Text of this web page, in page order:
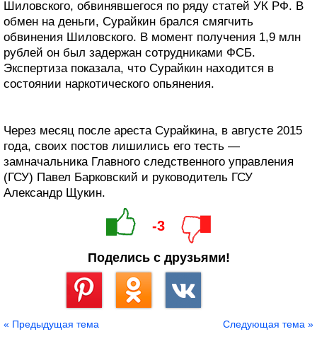
Шиловского, обвинявшегося по ряду статей УК РФ. В
обмен на деньги, Сурайкин брался смягчить
обвинения Шиловского. В момент получения 1,9 млн
рублей он был задержан сотрудниками ФСБ.
Экспертиза показала, что Сурайкин находится в
состоянии наркотического опьянения.
Через месяц после ареста Сурайкина, в августе 2015
года, своих постов лишились его тесть —
замначальника Главного следственного управления
(ГСУ) Павел Барковский и руководитель ГСУ
Александр Щукин.
-3
Поделись с друзьями!
« Предыдущая тема Следующая тема »